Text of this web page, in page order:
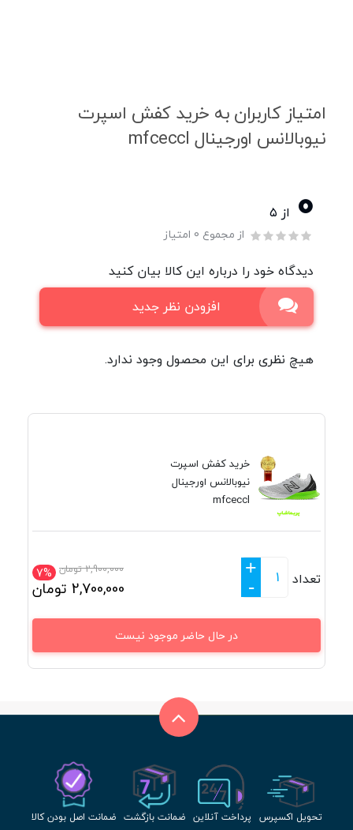
امتیاز کاربران به خرید کفش اسپرت
نیوبالانس اورجینال mfceccl
0 از ۵
از مجموع 0 امتیاز
دیدگاه خود را درباره این کالا بیان کنید
افزودن نظر جدید
هیچ نظری برای این محصول وجود ندارد.
خرید کفش اسپرت
نیوبالانس اورجینال
mfceccl
7% 2,900,000تومان
2,700,000 تومان تعداد
+
-
در حال حاضر موجود نیست
تحویل اکسپرس پرداخت آنلاین ضمانت بازگشت ضمانت اصل بودن کالا